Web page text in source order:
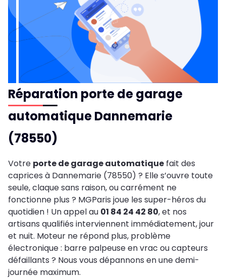
Réparation porte de garage
automatique Dannemarie
(78550)
Votre porte de garage automatique fait des
caprices à Dannemarie (78550) ? Elle s’ouvre toute
seule, claque sans raison, ou carrément ne
fonctionne plus ? MGParis joue les super-héros du
quotidien ! Un appel au 01 84 24 42 80, et nos
artisans qualifiés interviennent immédiatement, jour
et nuit. Moteur ne répond plus, problème
électronique : barre palpeuse en vrac ou capteurs
défaillants ? Nous vous dépannons en une demi-
journée maximum.